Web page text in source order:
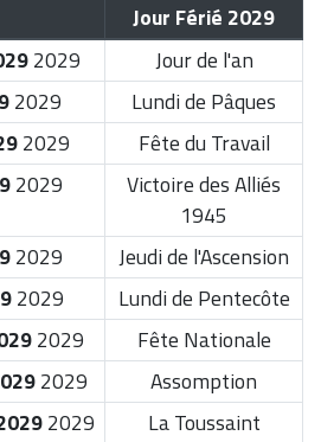
Jour Férié 2029
2029
Jour de l'an
2029
Lundi de Pâques
2029
Fête du Travail
2029
Victoire des Alliés
1945
2029
Jeudi de l'Ascension
2029
Lundi de Pentecôte
2029
Fête Nationale
2029
Assomption
2029
La Toussaint